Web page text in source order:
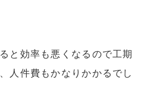
と効率も悪くなるので工期
人件費もかなりかかるでし